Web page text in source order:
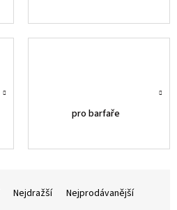
pro barfaře
Nejdražší
Nejprodávanější